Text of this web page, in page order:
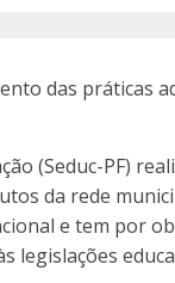
das práticas
(Seduc-PF)
da rede
e tem por
legislações